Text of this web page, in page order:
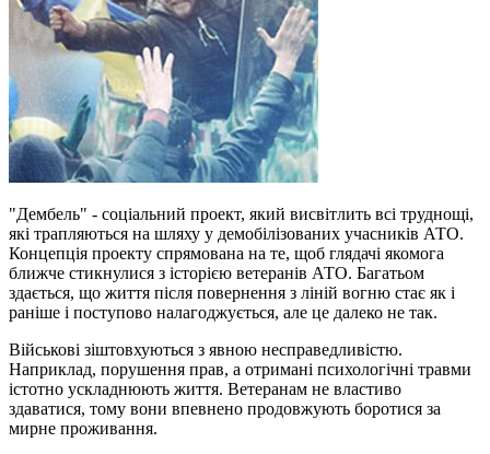
"Дембель" - соціальний проект, який висвітлить всі труднощі,
які трапляються на шляху у демобілізованих учасників АТО.
Концепція проекту спрямована на те, щоб глядачі якомога
ближче стикнулися з історією ветеранів АТО. Багатьом
здається, що життя після повернення з ліній вогню стає як і
раніше і поступово налагоджується, але це далеко не так.
Військові зіштовхуються з явною несправедливістю.
Наприклад, порушення прав, а отримані психологічні травми
істотно ускладнюють життя. Ветеранам не властиво
здаватися, тому вони впевнено продовжують боротися за
мирне проживання.